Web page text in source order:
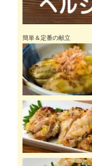
簡単＆定番の献立